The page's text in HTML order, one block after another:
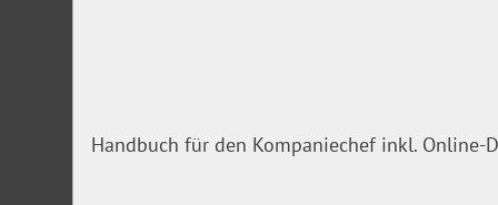
Handbuch für den Kompaniechef inkl. Online-